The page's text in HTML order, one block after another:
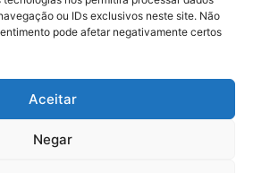
ou IDs exclusivos neste site. Não
pode afetar negativamente certos
Aceitar
Negar